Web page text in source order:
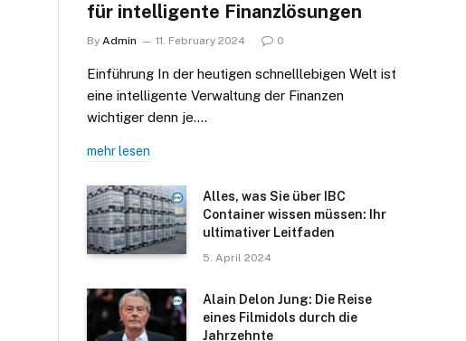
für intelligente Finanzlösungen
By Admin 11. February 2024 0
Einführung In der heutigen schnelllebigen Welt ist
eine intelligente Verwaltung der Finanzen
wichtiger denn je.…
mehr lesen
Alles, was Sie über IBC
Container wissen müssen: Ihr
ultimativer Leitfaden
5. April 2024
Alain Delon Jung: Die Reise
eines Filmidols durch die
Jahrzehnte